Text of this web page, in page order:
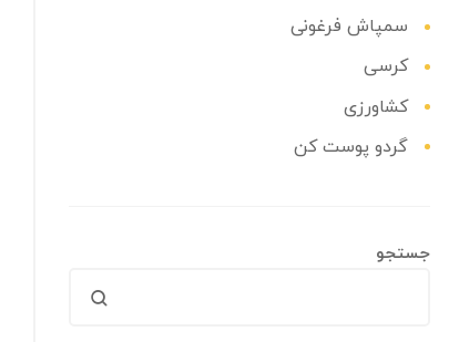
سمپاش فرغونی
کرسی
کشاورزی
گردو پوست کن
جستجو